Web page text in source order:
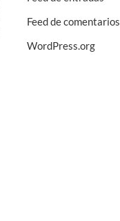
Feed de comentarios
WordPress.org